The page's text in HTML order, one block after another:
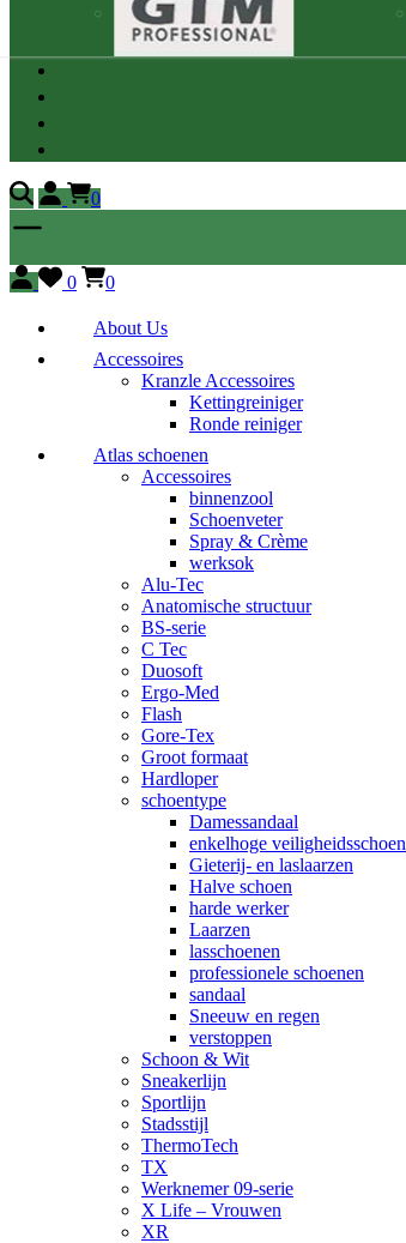
0
0 0
About Us
Accessoires
Kranzle Accessoires
Kettingreiniger
Ronde reiniger
Atlas schoenen
Accessoires
binnenzool
Schoenveter
Spray & Crème
werksok
Alu-Tec
Anatomische structuur
BS-serie
C Tec
Duosoft
Ergo-Med
Flash
Gore-Tex
Groot formaat
Hardloper
schoentype
Damessandaal
enkelhoge veiligheidsschoen
Gieterij- en laslaarzen
Halve schoen
harde werker
Laarzen
lasschoenen
professionele schoenen
sandaal
Sneeuw en regen
verstoppen
Schoon & Wit
Sneakerlijn
Sportlijn
Stadsstijl
ThermoTech
TX
Werknemer 09-serie
X Life – Vrouwen
XR